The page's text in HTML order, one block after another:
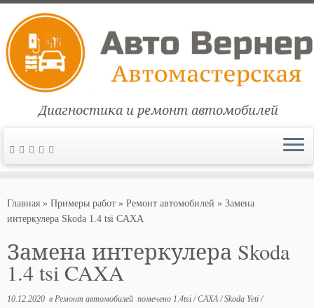
содержимому
Диагностика и ремонт автомобилей
Главная » Примеры работ » Ремонт автомобилей » Замена
интеркулера Skoda 1.4 tsi CAXA
Замена интеркулера Skoda
1.4 tsi CAXA
10.12.2020 в Ремонт автомобилей помечено 1.4tsi /CAXA /Skoda Yeti /